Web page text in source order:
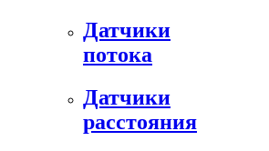
Датчики
потока
Датчики
расстояния